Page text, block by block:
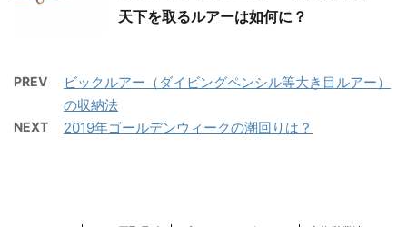
天下を取るルアーは如何に？
PREV
ビックルアー（ダイビングペンシル等大き目ルアー）
の収納法
NEXT 2019年ゴールデンウィークの潮回りは？